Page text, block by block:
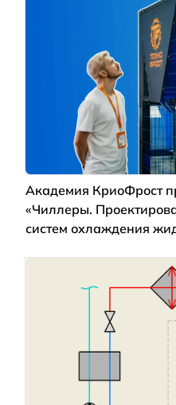
Академия КриоФрост
«Чиллеры.
систем охлаждения